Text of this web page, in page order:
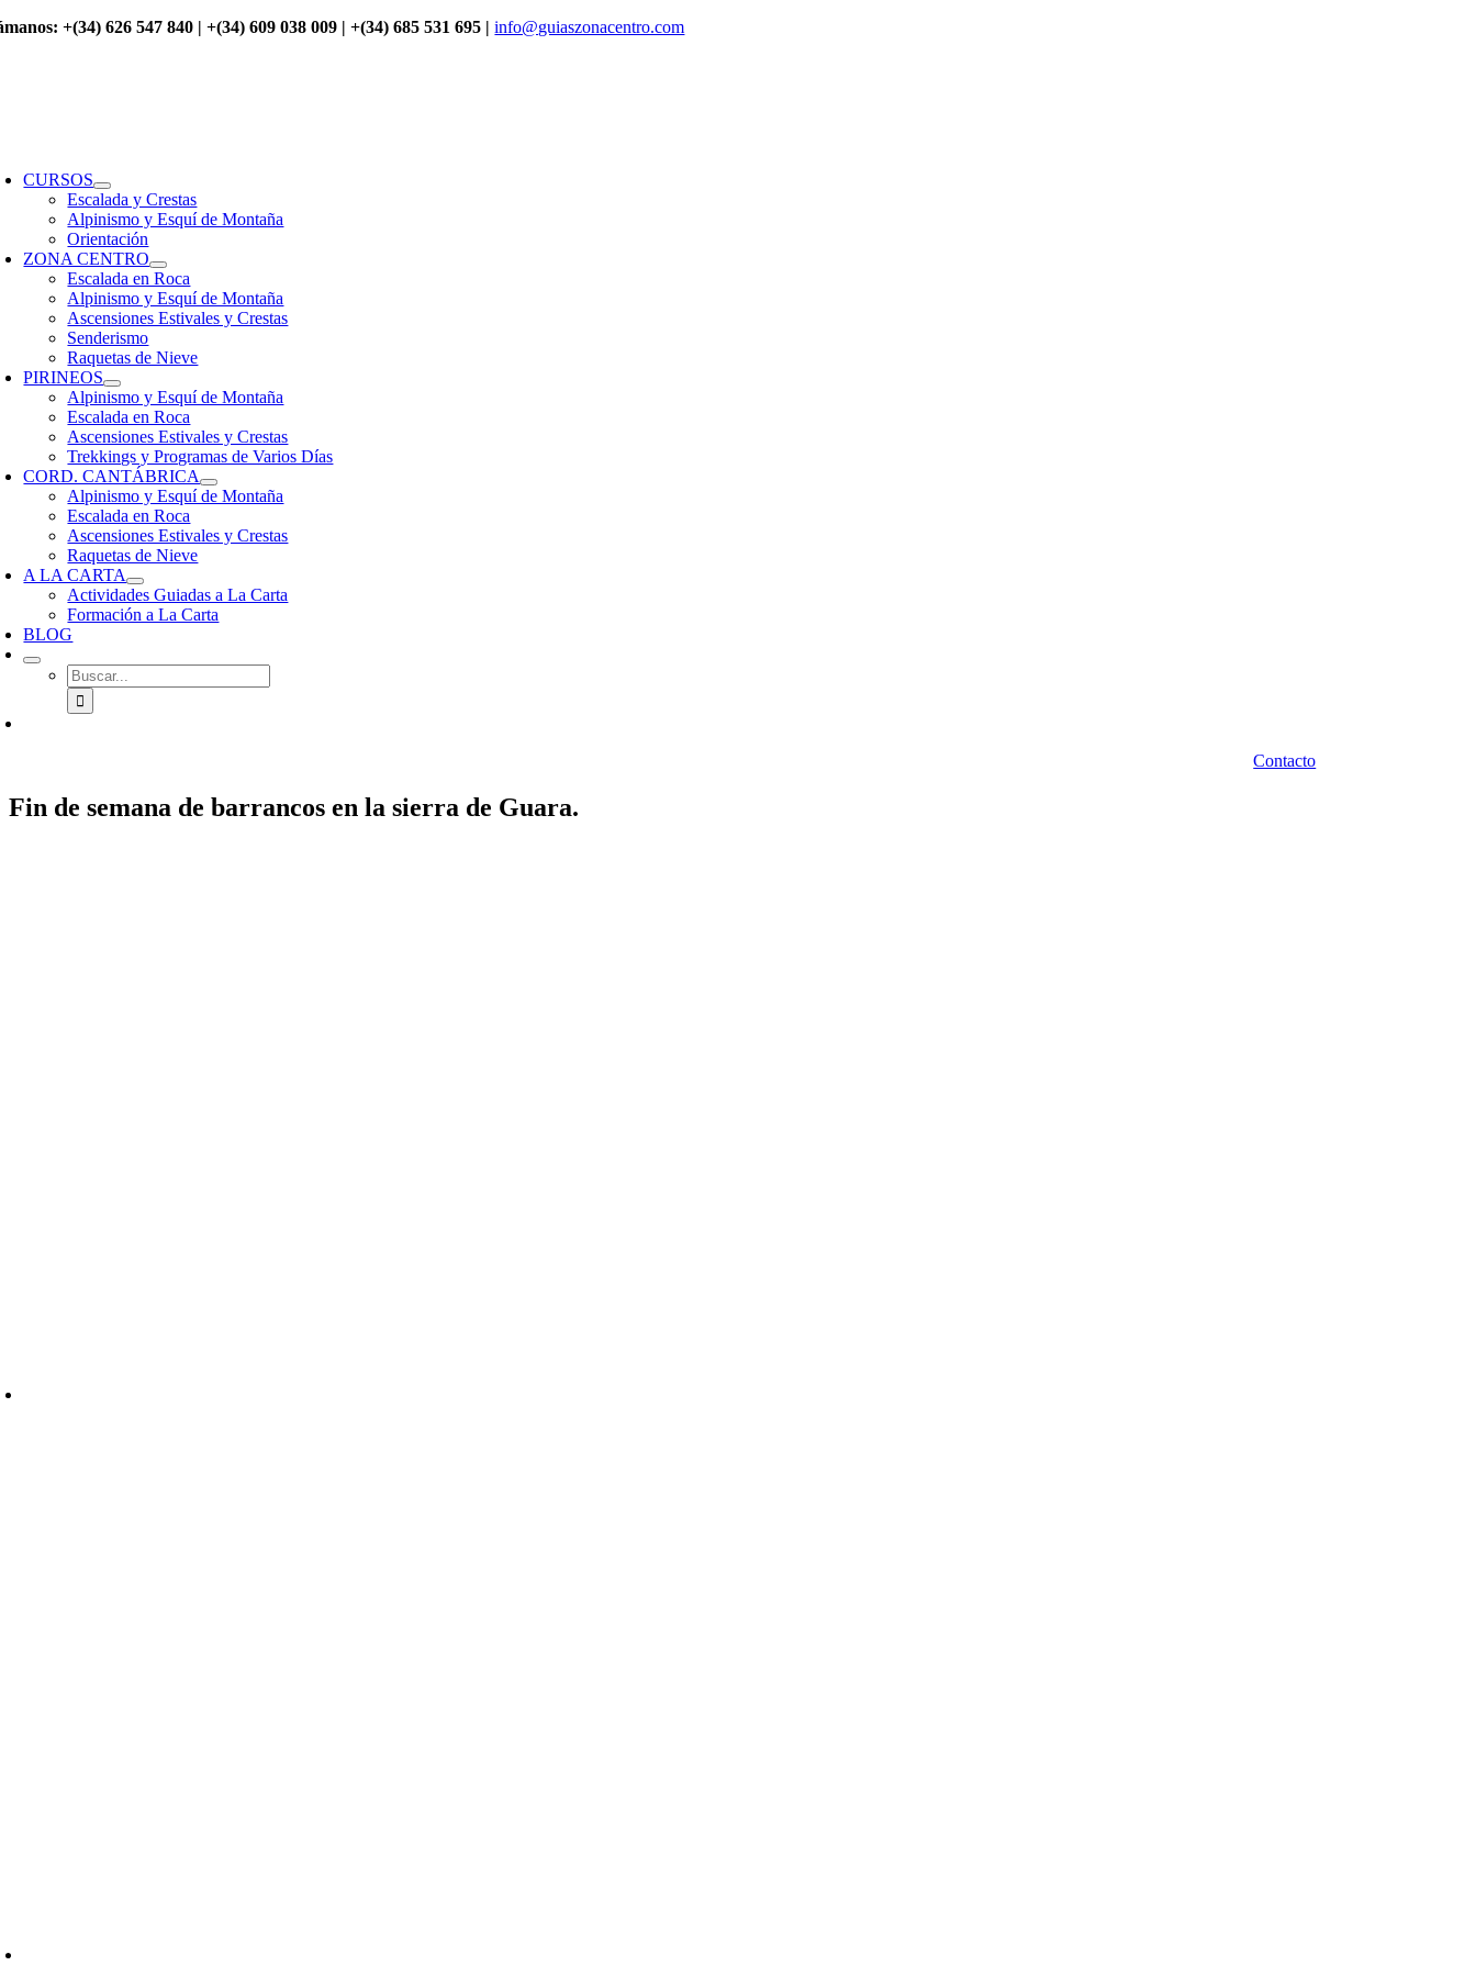
Saltar +(34) 626 547 840 | +(34) 609 038 009 | +(34) 685 531 695 | info@guiaszonacentro.com
CURSOS
Escalada y Crestas
Alpinismo y Esquí de Montaña
Orientación
ZONA CENTRO
Escalada en Roca
Alpinismo y Esquí de Montaña
Ascensiones Estivales y Crestas
Senderismo
Raquetas de Nieve
PIRINEOS
Alpinismo y Esquí de Montaña
Escalada en Roca
Ascensiones Estivales y Crestas
Trekkings y Programas de Varios Días
CORD. CANTÁBRICA
Alpinismo y Esquí de Montaña
Escalada en Roca
Ascensiones Estivales y Crestas
Raquetas de Nieve
A LA CARTA
Actividades Guiadas a La Carta
Formación a La Carta
BLOG
Buscar:
Contacto
Fin de semana de barrancos en la sierra de Guara.